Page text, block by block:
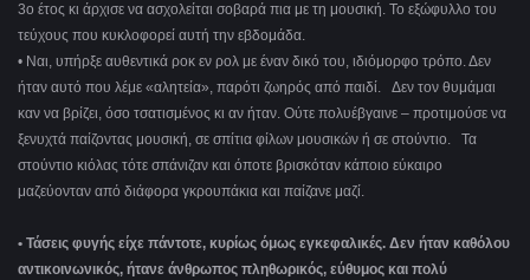
3ο έτος κι άρχισε να ασχολείται σοβαρά πια με τη μουσική. Το εξώφυλλο του
τεύχους που κυκλοφορεί αυτή την εβδομάδα.
• Ναι, υπήρξε αυθεντικά ροκ εν ρολ με έναν δικό του, ιδιόμορφο τρόπο. Δεν
ήταν αυτό που λέμε «αλητεία», παρότι ζωηρός από παιδί. Δεν τον θυμάμαι
καν να βρίζει, όσο τσατισμένος κι αν ήταν. Ούτε πολυέβγαινε – προτιμούσε να
ξενυχτά παίζοντας μουσική, σε σπίτια φίλων μουσικών ή σε στούντιο. Τα
στούντιο κιόλας τότε σπάνιζαν και όποτε βρισκόταν κάποιο εύκαιρο
μαζεύονταν από διάφορα γκρουπάκια και παίζανε μαζί.
• Τάσεις φυγής είχε πάντοτε, κυρίως όμως εγκεφαλικές. Δεν ήταν καθόλου
αντικοινωνικός, ήτανε άνθρωπος πληθωρικός, εύθυμος και πολύ